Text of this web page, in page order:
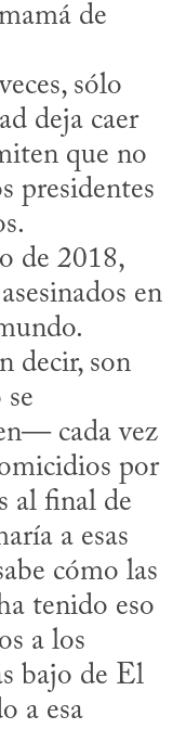
de
deja caer
que no
presidentes
en
cada vez
por
al final de
a esas
cómo las
tenido eso
a los
bajo de El
a esa